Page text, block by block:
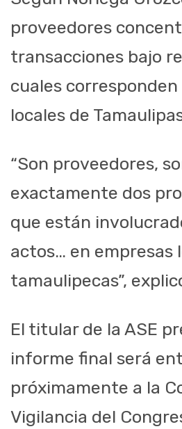
proveedores
transacciones bajo
cuales
locales de
“Son proveedores,
exactamente dos
que están
actos… en empresas
tamaulipecas”,
El titular de la ASE
informe final será
próximamente a la
Vigilancia del